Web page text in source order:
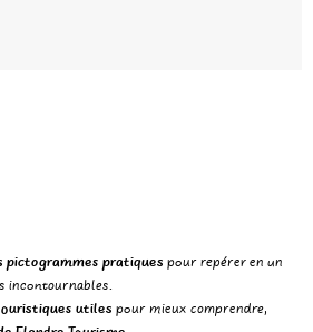
pictogrammes pratiques pour repérer en un
incontournables.
utiles pour mieux comprendre,